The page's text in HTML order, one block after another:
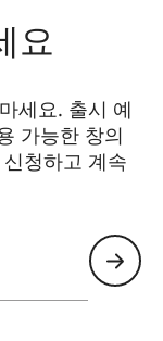
요
세요. 출시 예
가능한 창의
청하고 계속